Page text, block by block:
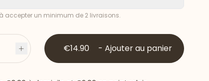
accepter un minimum de 2 livraisons.
Plus €14.90 - Ajouter au panier